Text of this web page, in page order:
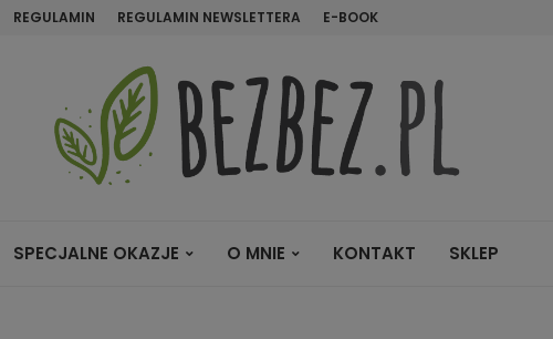
REGULAMIN REGULAMIN NEWSLETTERA E-BOOK
SPECJALNE OKAZJE O MNIE KONTAKT SKLEP